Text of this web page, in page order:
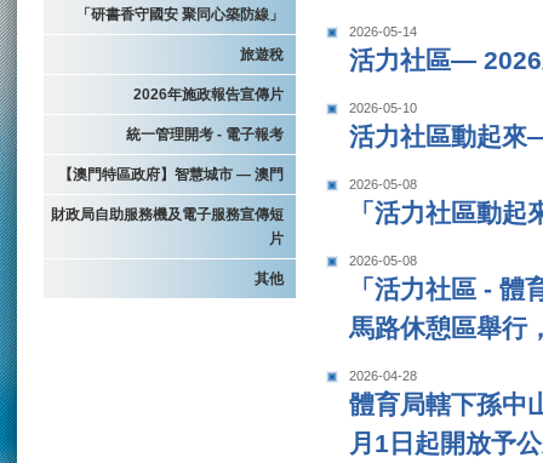
「研書香守國安 聚同心築防線」
旅遊稅
2026年施政報告宣傳片
統一管理開考 - 電子報考
【澳門特區政府】智慧城市 — 澳門
財政局自助服務機及電子服務宣傳短
片
其他
2026-05-14
活力社區—
2026-05-10
活力社區動起來
2026-05-08
「活力社區動
2026-05-08
「活力社區 -
馬路休憩區舉行
2026-04-28
體育局轄下孫中
月1日起開放予